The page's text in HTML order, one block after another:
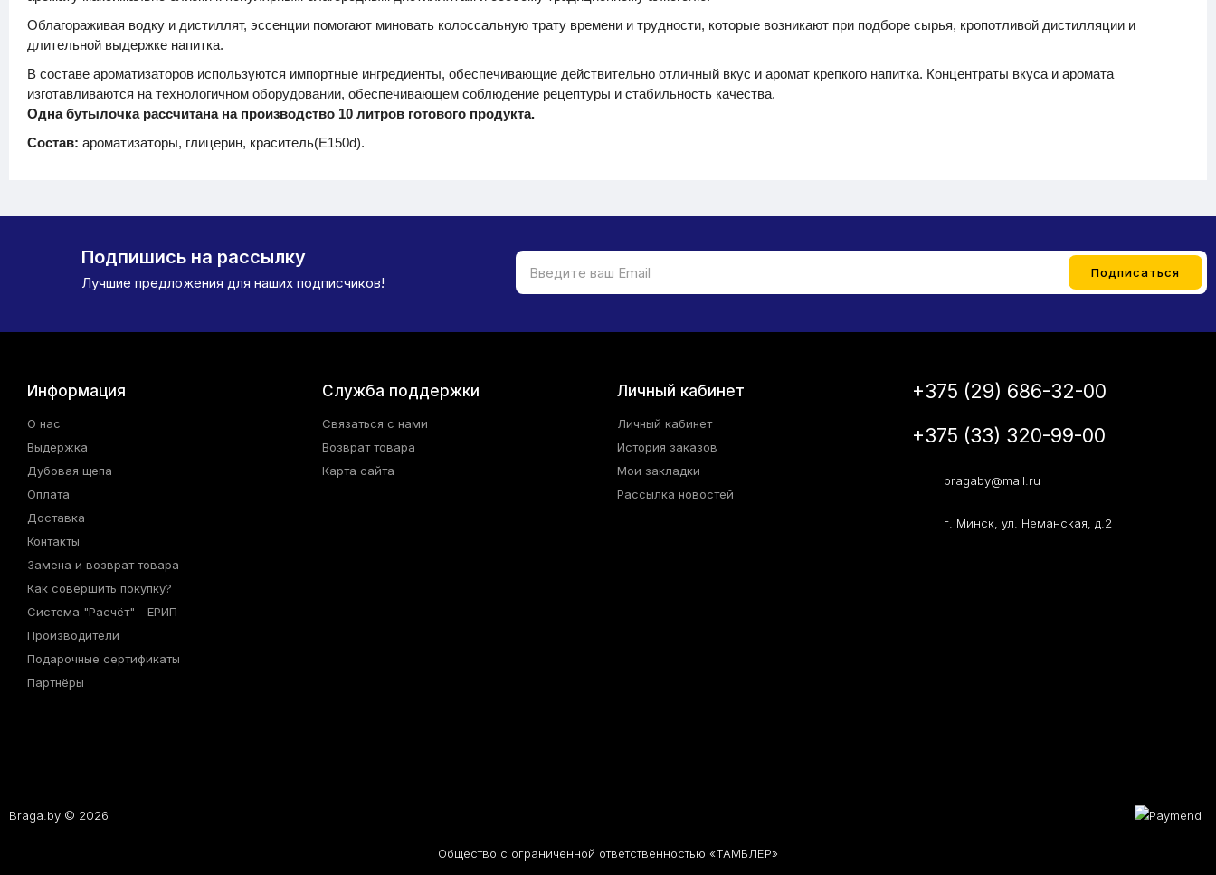
Облагораживая водку и дистиллят, эссенции помогают миновать колоссальную трату времени и трудности, которые возникают при подборе сырья, кропотливой дистилляции и
длительной выдержке напитка.
В составе ароматизаторов используются импортные ингредиенты, обеспечивающие действительно отличный вкус и аромат крепкого напитка. Концентраты вкуса и аромата
изготавливаются на технологичном оборудовании, обеспечивающем соблюдение рецептуры и стабильность качества.
Одна бутылочка рассчитана на производство 10 литров готового продукта.
Состав: ароматизаторы, глицерин, краситель(E150d).
Подпишись на рассылку
Лучшие предложения для наших подписчиков!
Информация
О нас
Выдержка
Дубовая щепа
Оплата
Доставка
Контакты
Замена и возврат товара
Как совершить покупку?
Система "Расчёт" - ЕРИП
Производители
Подарочные сертификаты
Партнёры
Служба поддержки
Связаться с нами
Возврат товара
Карта сайта
Личный кабинет
Личный кабинет
История заказов
Мои закладки
Рассылка новостей
+375 (29) 686-32-00
+375 (33) 320-99-00
bragaby@mail.ru
г. Минск, ул. Неманская, д.2
Braga.by © 2026
Общество с ограниченной ответственностью «ТАМБЛЕР»